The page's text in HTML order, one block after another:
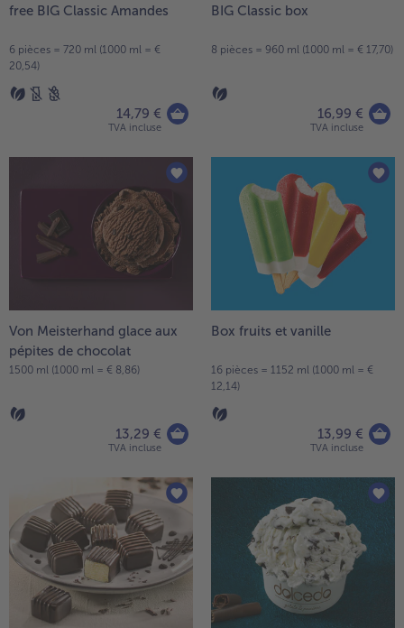
free BIG Classic Amandes
6 pièces = 720 ml (1000 ml = €
20,54)
14,79 €
TVA incluse
BIG Classic box
8 pièces = 960 ml (1000 ml = € 17,70)
16,99 €
TVA incluse
Von Meisterhand glace aux
pépites de chocolat
1500 ml (1000 ml = € 8,86)
13,29 €
TVA incluse
Box fruits et vanille
16 pièces = 1152 ml (1000 ml = €
12,14)
13,99 €
TVA incluse